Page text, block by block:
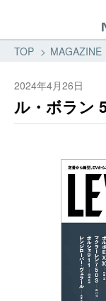
TOP MAGAZINE
2024年4月26日
ル・ボラン